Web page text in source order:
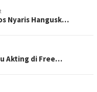
Nyaris Hangusk…
Akting di Free…